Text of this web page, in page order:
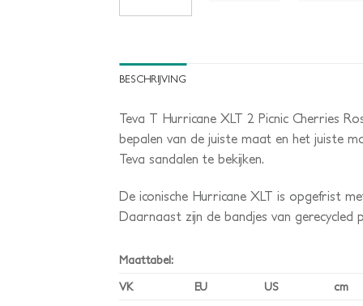
BESCHRIJVING
Teva T Hurricane XLT 2 Picnic Cherries
bepalen van de juiste maat en het juiste
Teva sandalen te bekijken.
De iconische Hurricane XLT is opgefrist
Daarnaast zijn de bandjes van
Maattabel:
VK EU US cm